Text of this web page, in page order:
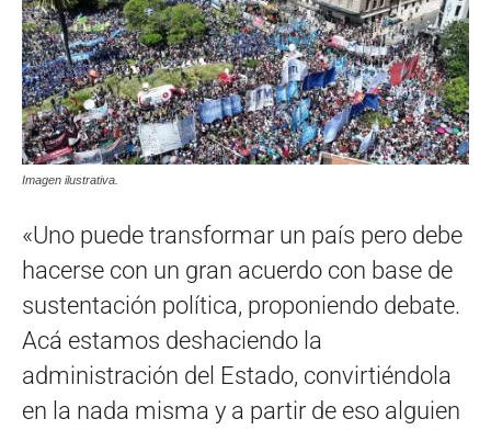
Imagen ilustrativa.
«Uno puede transformar un país pero debe
hacerse con un gran acuerdo con base de
sustentación política, proponiendo debate.
Acá estamos deshaciendo la
administración del Estado, convirtiéndola
en la nada misma y a partir de eso alguien